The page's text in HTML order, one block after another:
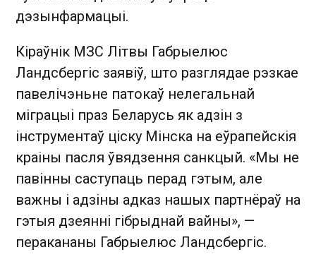
дэзынфармацыі.
Кіраўнік МЗС Літвы Габрыелюс
Ландсбергіс заявіў, што разглядае рэзкае
павелічэньне патокаў нелегальнай
міграцыі праз Беларусь як адзін з
інструментаў ціску Мінска на еўрапейскія
краіны пасля ўвядзення санкцый. «Мы не
павінны саступаць перад гэтым, але
важны і адзіны адказ нашых партнёраў на
гэтыя дзеянні гібрыднай вайны», —
перакананы Габрыелюс Ландсбергіс.